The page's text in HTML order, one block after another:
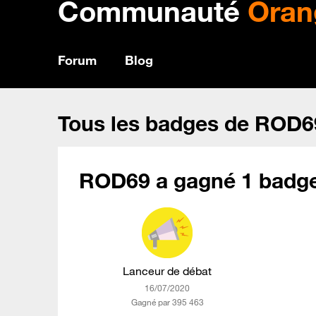
Communauté
Forum Blog
Tous les badges de
ROD69 a gagné 1
Lanceur de débat
‎16/07/2020
Gagné par 395 463